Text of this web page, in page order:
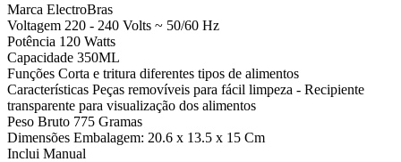
Marca ElectroBras
Voltagem 220 - 240 Volts ~ 50/60 Hz
Potência 120 Watts
Capacidade 350ML
Funções Corta e tritura diferentes tipos de alimentos
Características Peças removíveis para fácil limpeza - Recipiente
transparente para visualização dos alimentos
Peso Bruto 775 Gramas
Dimensões Embalagem: 20.6 x 13.5 x 15 Cm
Inclui Manual